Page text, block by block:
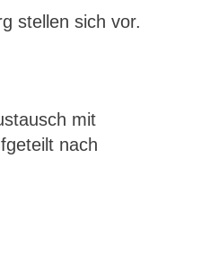
stellen sich vor.
mit
nach